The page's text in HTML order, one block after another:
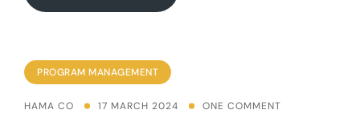
PROGRAM MANAGEMENT
HAMA CO 17 MARCH 2024 ONE COMMENT